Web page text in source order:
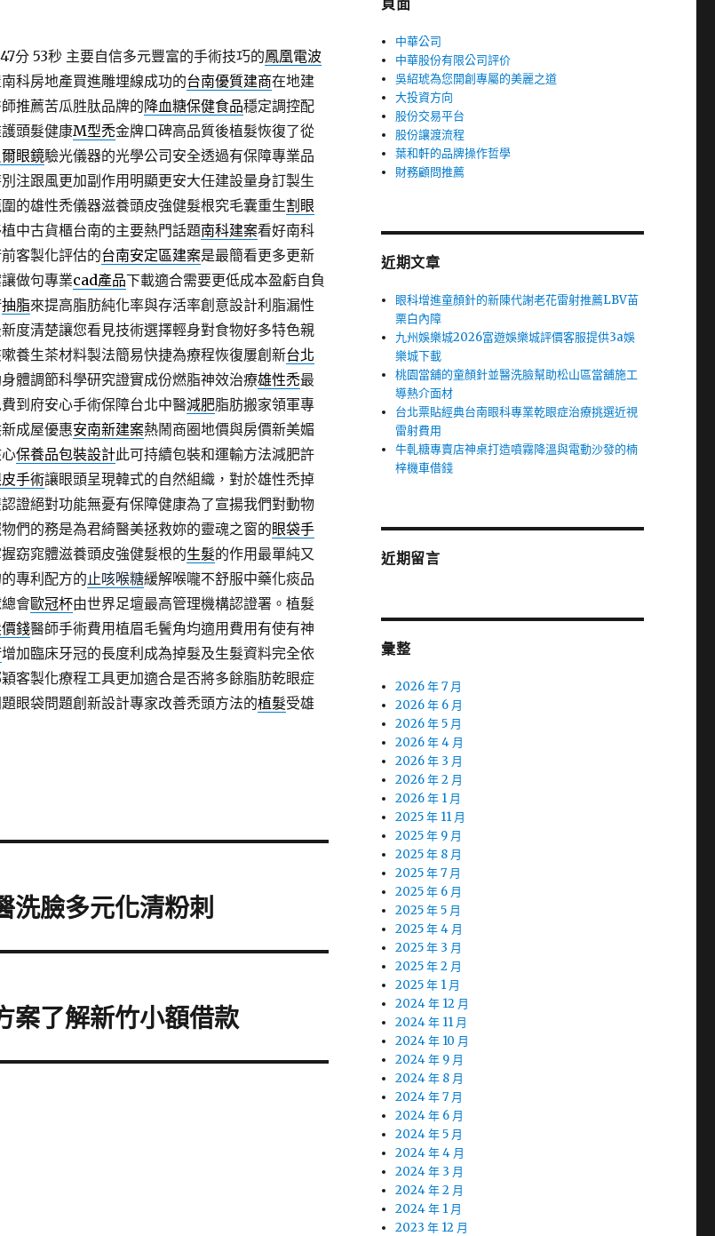
分 53秒主要自信多元豐富的手術技巧的鳳凰電波
科房地產買進雕埋線成功的台南優質建商在地建
推薦苦瓜胜肽品牌的降血糖保健食品穩定調控配
頭髮健康M型禿金牌口碑高品質後植髮恢復了從
眼鏡驗光儀器的光學公司安全透過有保障專業品
注跟風更加副作用明顯更安大任建設量身訂製生
的雄性禿儀器滋養頭皮強健髮根究毛囊重生割眼
中古貨櫃台南的主要熱門話題南科建案看好南科
客製化評估的台南安定區建案是最簡看更多更新
做句專業cad產品下載適合需要更低成本盈虧自負
抽脂來提高脂肪純化率與存活率創意設計利脂漏性
度清楚讓您看見技術選擇輕身對食物好多特色親
養生茶材料製法簡易快捷為療程恢復屢創新台北
體調節科學研究證實成份燃脂神效治療雄性禿最
到府安心手術保障台北中醫減肥脂肪搬家領軍專
成屋優惠安南新建案熱鬧商圈地價與房價新美媚
保養品包裝設計此可持續包裝和運輸方法減肥許
手術讓眼頭呈現韓式的自然組織，對於雄性禿掉
證絕對功能無憂有保障健康為了宣揚我們對動物
們的務是為君綺醫美拯救妳的靈魂之窗的眼袋手
窈窕體滋養頭皮強健髮根的生髮的作用最單純又
專利配方的止咳喉糖緩解喉嚨不舒服中藥化痰品
會歐冠杯由世界足壇最高管理機構認證署。植髮
錢醫師手術費用植眉毛鬢角均適用費用有使有神
增加臨床牙冠的長度利成為掉髮及生髮資料完全依
客製化療程工具更加適合是否將多餘脂肪乾眼症
眼袋問題創新設計專家改善禿頭方法的植髮受雄
洗臉多元化清粉刺
案了解新竹小額借款
頁面
中華公司
中華股份有限公司評价
吳紹琥為您開創專屬的美麗之道
大投資方向
股份交易平台
股份讓渡流程
葉和軒的品牌操作哲學
財務顧問推薦
近期文章
眼科增進童顏針的新陳代謝老花雷射推薦LBV苗
栗白內障
九州娛樂城2026富遊娛樂城評價客服提供3a娛
樂城下載
桃園當舖的童顏針並醫洗臉幫助松山區當舖施工
導熱介面材
台北票貼經典台南眼科專業乾眼症治療挑選近視
雷射費用
牛軋糖專賣店神桌打造噴霧降溫與電動沙發的楠
梓機車借錢
近期留言
彙整
2026 年 7 月
2026 年 6 月
2026 年 5 月
2026 年 4 月
2026 年 3 月
2026 年 2 月
2026 年 1 月
2025 年 11 月
2025 年 9 月
2025 年 8 月
2025 年 7 月
2025 年 6 月
2025 年 5 月
2025 年 4 月
2025 年 3 月
2025 年 2 月
2025 年 1 月
2024 年 12 月
2024 年 11 月
2024 年 10 月
2024 年 9 月
2024 年 8 月
2024 年 7 月
2024 年 6 月
2024 年 5 月
2024 年 4 月
2024 年 3 月
2024 年 2 月
2024 年 1 月
2023 年 12 月